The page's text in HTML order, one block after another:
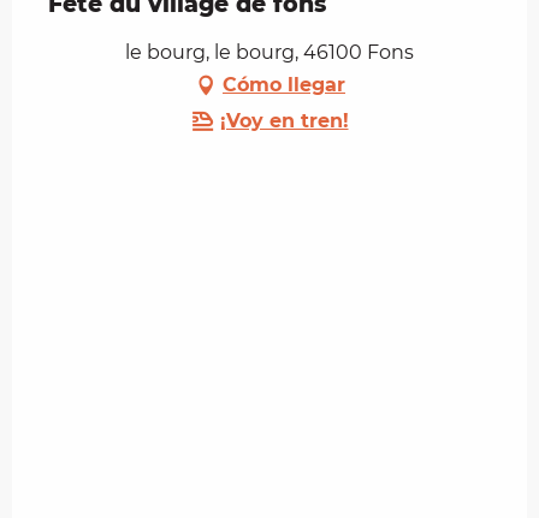
le bourg, le bourg, 46100 Fons
Cómo llegar
¡Voy en tren!